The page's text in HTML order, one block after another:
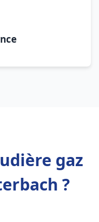
gaz
?